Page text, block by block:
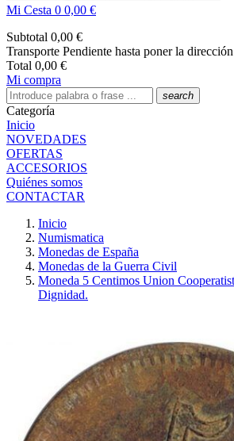
Mi Cesta 0 0,00 €
Subtotal 0,00 €
Transporte Pendiente hasta poner la dirección
Total 0,00 €
Mi compra
search
Categoría
Inicio
NOVEDADES
OFERTAS
ACCESORIOS
Quiénes somos
CONTACTAR
Inicio
Numismatica
Monedas de España
Monedas de la Guerra Civil
Moneda 5 Centimos Union
Dignidad.